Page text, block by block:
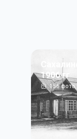
1906 гг
156фото